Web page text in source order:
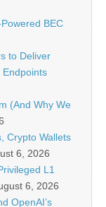
BEC
to Deliver
(And Why We
Crypto Wallets
6, 2026
L1
6, 2026
OpenAI’s